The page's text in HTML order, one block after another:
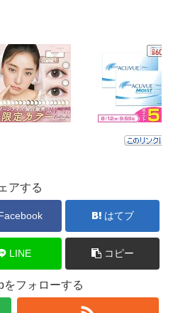
アする
はてブ
LINE コピー
をフォローする